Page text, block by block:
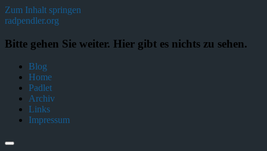
Zum Inhalt springen
radpendler.org
Bitte gehen Sie weiter. Hier gibt es nichts zu sehen.
Blog
Home
Padlet
Archiv
Links
Impressum